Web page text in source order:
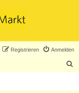
Anmelden
Registrieren